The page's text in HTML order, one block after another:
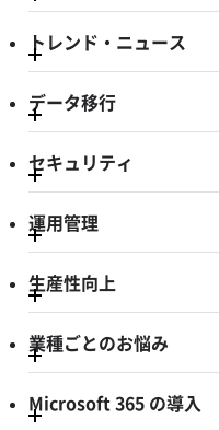
トレンド・ニュース
データ移行
セキュリティ
運用管理
生産性向上
業種ごとのお悩み
Microsoft 365 の導入